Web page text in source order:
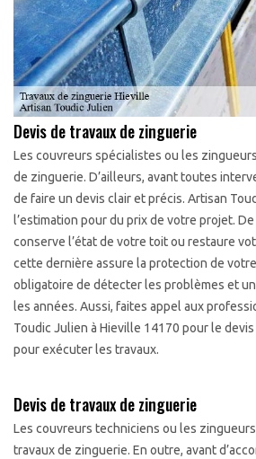
Devis de travaux de zinguerie
Les couvreurs spécialistes ou les
de zinguerie. D’ailleurs, avant toutes
de faire un devis clair et précis. Artisan
l’estimation pour du prix de votre projet.
conserve l’état de votre toit ou restaure
cette dernière assure la protection de
obligatoire de détecter les problèmes et
les années. Aussi, faites appel aux
Toudic Julien à Hieville 14170 pour le
pour exécuter les travaux.
Devis de travaux de zinguerie
Les couvreurs techniciens ou les
travaux de zinguerie. En outre, avant